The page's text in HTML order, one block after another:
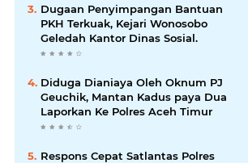
Dugaan Penyimpangan Bantuan
PKH Terkuak, Kejari Wonosobo
Geledah Kantor Dinas Sosial.
Diduga Dianiaya Oleh Oknum PJ
Geuchik, Mantan Kadus paya Dua
Laporkan Ke Polres Aceh Timur
Respons Cepat Satlantas Polres